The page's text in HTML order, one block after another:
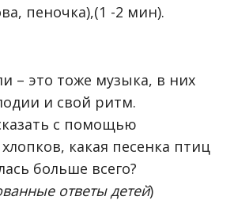
пеночка),(1 -2 мин).
– это тоже музыка, в них
и свой ритм.
с помощью
какая песенка птиц
больше всего?
ответы детей)